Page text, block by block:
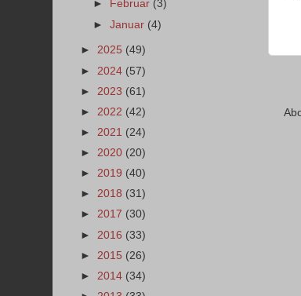
►
Februar (3)
►Januar (4)
► 2025 (49)
► 2024 (57)
► 2023 (61)
► 2022 (42)
► 2021 (24)
► 2020 (20)
► 2019 (40)
► 2018 (31)
► 2017 (30)
► 2016 (33)
► 2015 (26)
► 2014 (34)